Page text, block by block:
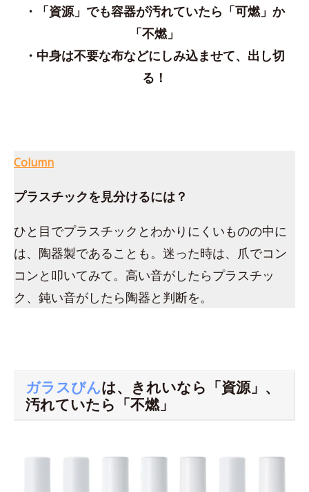
・「資源」でも容器が汚れていたら「可燃」か
「不燃」
・中身は不要な布などにしみ込ませて、出し切
る！
Column
プラスチックを見分けるには？
ひと目でプラスチックとわかりにくいものの中に
は、陶器製であることも。迷った時は、爪でコン
コンと叩いてみて。高い音がしたらプラスチッ
ク、鈍い音がしたら陶器と判断を。
ガラスびんは、きれいなら「資源」、
汚れていたら「不燃」